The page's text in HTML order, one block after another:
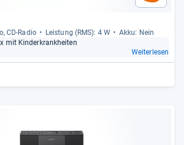
CD-​Radio Leis­tung (RMS): 4 W
Akku: Nein
mit Kin­der­krank­hei­ten
Weiterlesen